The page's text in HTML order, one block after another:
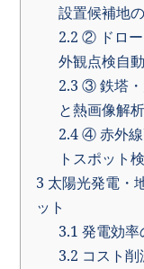
設置候補地
2.2 ② ドロー
外観点検自
2.3 ③ 鉄塔・
と熱画像解析
2.4④ 赤外線
トスポット
3 太陽光発電・
ット
3.1 発電効率
3.2 コスト削